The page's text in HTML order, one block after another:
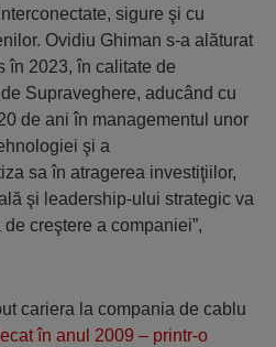
sigure şi cu
Ovidiu Ghiman s-a alăturat
în 2023, în calitate de
Supraveghere, aducând cu
de ani în managementul unor
şi a
sa în atragerea investiţiilor,
şi leadership-ului strategic va
creştere a companiei”,
cariera la compania de cablu
în anul 2009 – printr-o